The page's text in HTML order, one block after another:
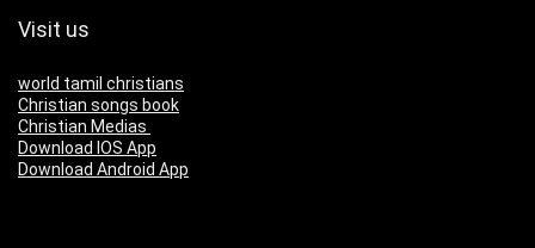
Visit us
world tamil christians
Christian songs book
Christian Medias
Download IOS App
Download Android App